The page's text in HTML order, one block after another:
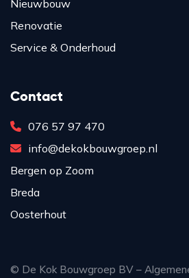
Nieuwbouw
Renovatie
Service & Onderhoud
Contact
076 57 97 470
info@dekokbouwgroep.nl
Bergen op Zoom
Breda
Oosterhout
© De Kok Bouwgroep BV –